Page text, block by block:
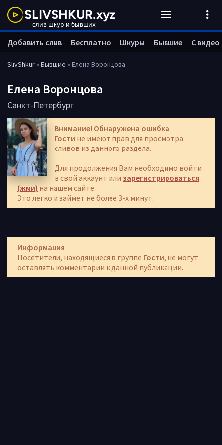
SlivShkur» Бывшие » Елена Воронцова
Елена Воронцова
Санкт-Петербург
Внимание! Обнаружена ошибка
Гости не имеют прав для просмотра
сливов из данного раздела.
Для продолжения Вам необходимо войти
в свой аккаунт или зарегистрироваться
(жми) на нашем сайте.
Это легко и займет не более 3-х минут.
Информация
Посетители, находящиеся в группе Гости, не могут
оставлять комментарии к данной публикации.
Добавить слив Бесплатно Шкуры Бывшие С видео